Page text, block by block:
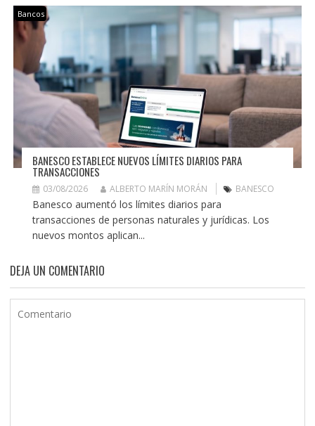
Bancos
BANESCO ESTABLECE NUEVOS LÍMITES DIARIOS PARA
TRANSACCIONES
03/08/2026 ALBERTO MARÍN MORÁN BANESCO
Banesco aumentó los límites diarios para
transacciones de personas naturales y jurídicas. Los
nuevos montos aplican...
DEJA UN COMENTARIO